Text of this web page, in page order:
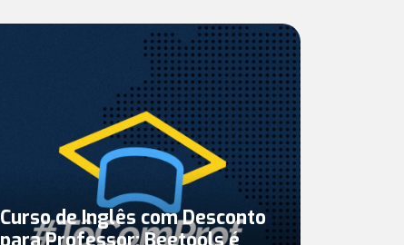
Curso de Inglês com Desconto